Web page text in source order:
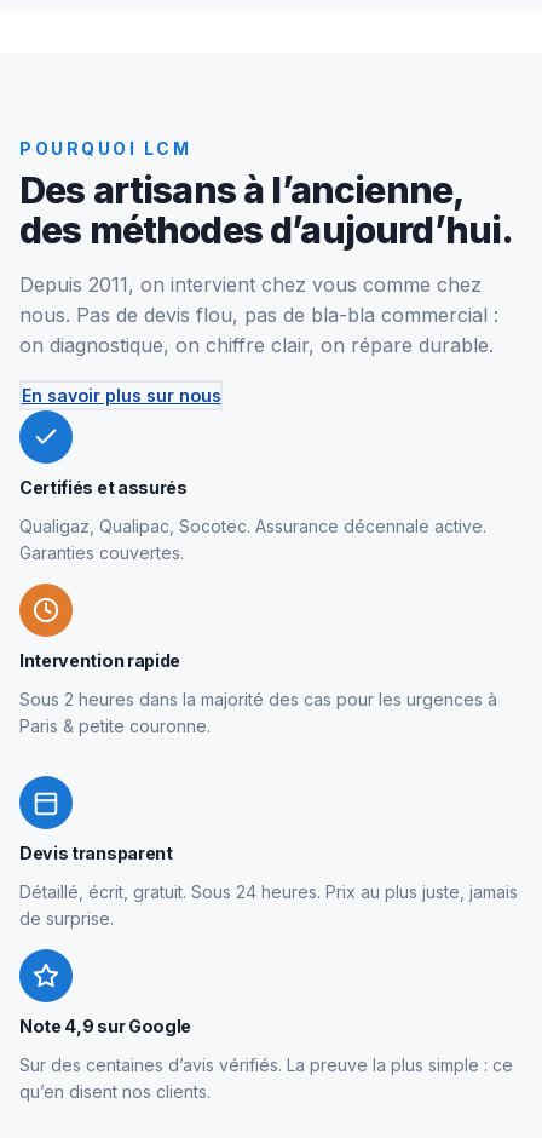
POURQUOI LCM
Des artisans à l’ancienne,
des méthodes d’aujourd’hui.
Depuis 2011, on intervient chez vous comme chez
nous. Pas de devis flou, pas de bla-bla commercial :
on diagnostique, on chiffre clair, on répare durable.
En savoir plus sur nous
Certifiés et assurés
Qualigaz, Qualipac, Socotec. Assurance décennale active.
Garanties couvertes.
Intervention rapide
Sous 2 heures dans la majorité des cas pour les urgences à
Paris & petite couronne.
Devis transparent
Détaillé, écrit, gratuit. Sous 24 heures. Prix au plus juste, jamais
de surprise.
Note 4,9 sur Google
Sur des centaines d’avis vérifiés. La preuve la plus simple : ce
qu’en disent nos clients.